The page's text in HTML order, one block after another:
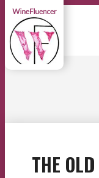
THE